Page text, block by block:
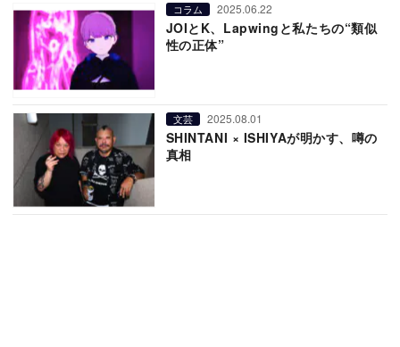
コラム 2025.06.22
JOIとK、Lapwingと私たちの“類似
性の正体”
文芸 2025.08.01
SHINTANI × ISHIYAが明かす、噂の
真相